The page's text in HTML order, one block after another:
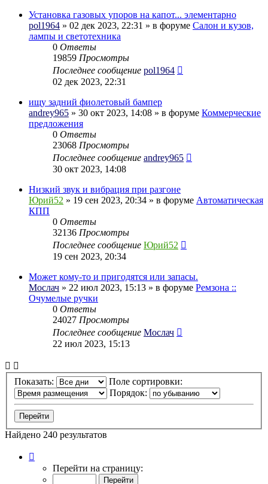
Установка газовых упоров на капот... элементарно
pol1964 » 02 дек 2023, 22:31 » в форуме Салон и кузов,
лампы и светотехника
0 Ответы
19859 Просмотры
Последнее сообщение pol1964
02 дек 2023, 22:31
ищу задний фиолетовый бампер
andrey965 » 30 окт 2023, 14:08 » в форуме Коммерческие
предложения
0 Ответы
23068 Просмотры
Последнее сообщение andrey965
30 окт 2023, 14:08
Низкий звук и вибрация при разгоне
Юрий52 » 19 сен 2023, 20:34 » в форуме Автоматическая
КПП
0 Ответы
32136 Просмотры
Последнее сообщение Юрий52
19 сен 2023, 20:34
Может кому-то и пригодятся или запасы.
Мослач » 22 июл 2023, 15:13 » в форуме Ремзона ::
Очумелые ручки
0 Ответы
24027 Просмотры
Последнее сообщение Мослач
22 июл 2023, 15:13
Показать:
Поле сортировки:
Порядок:
Найдено 240 результатов
Перейти на страницу: